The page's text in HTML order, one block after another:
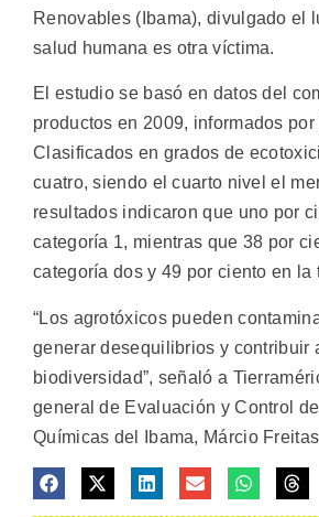
Renovables (Ibama), divulgado el
salud humana es otra víctima.
El estudio se basó en datos del
productos en 2009, informados
Clasificados en grados de
cuatro, siendo el cuarto nivel el
resultados indicaron que uno por
categoría 1, mientras que 38 por
categoría dos y 49 por ciento en la
“Los agrotóxicos pueden
generar desequilibrios y contribuir
biodiversidad”, señaló a
general de Evaluación y Control
Químicas del Ibama, Márcio